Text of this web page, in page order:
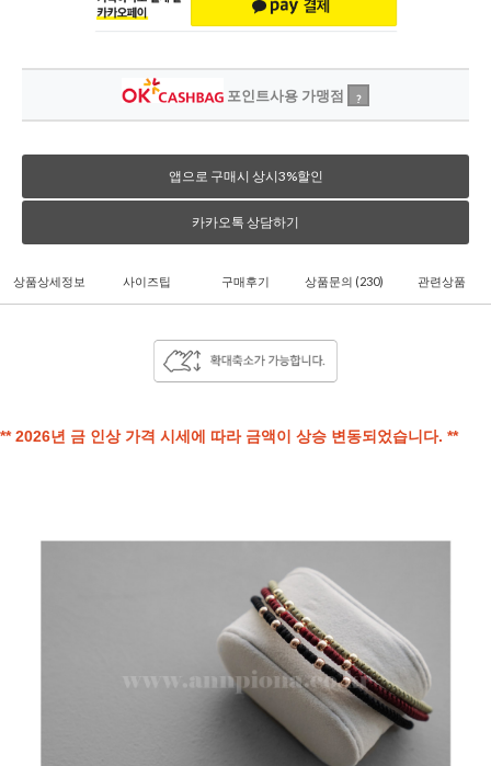
포인트사용 가맹점 ?
앱으로 구매시 상시3%할인
카카오톡 상담하기
상품상세정보 사이즈팁 구매후기 상품문의 (230) 관련상품
** 2026년 금 인상 가격 시세에 따라 금액이 상승 변동되었습니다. **